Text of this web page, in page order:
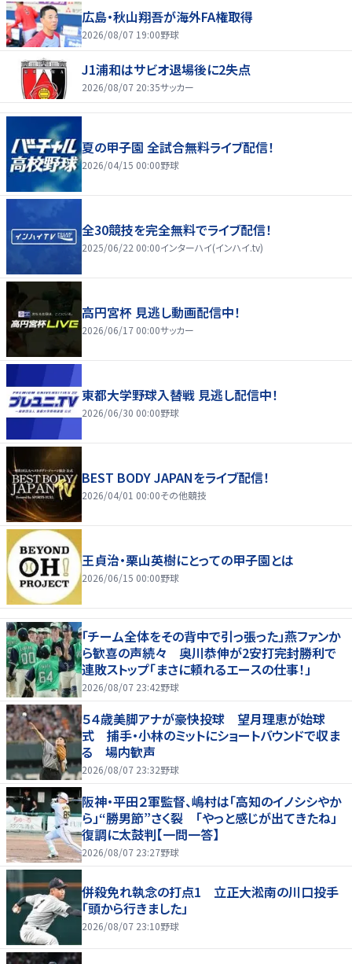
広島・秋山翔吾が海外FA権取得
2026/08/07 19:00野球
J1浦和はサビオ退場後に2失点
2026/08/07 20:35サッカー
夏の甲子園 全試合無料ライブ配信！
2026/04/15 00:00野球
全30競技を完全無料でライブ配信！
2025/06/22 00:00インターハイ(インハイ.tv)
高円宮杯 見逃し動画配信中！
2026/06/17 00:00サッカー
東都大学野球入替戦 見逃し配信中！
2026/06/30 00:00野球
BEST BODY JAPANをライブ配信！
2026/04/01 00:00その他競技
王貞治・栗山英樹にとっての甲子園とは
2026/06/15 00:00野球
「チーム全体をその背中で引っ張った」燕ファンか
ら歓喜の声続々 奥川恭伸が2安打完封勝利で
連敗ストップ「まさに頼れるエースの仕事！」
2026/08/07 23:42野球
５４歳美脚アナが豪快投球 望月理恵が始球
式 捕手・小林のミットにショートバウンドで収ま
る 場内歓声
2026/08/07 23:32野球
阪神・平田２軍監督、嶋村は「高知のイノシシやか
ら」“勝男節”さく裂 「やっと感じが出てきたね」
復調に太鼓判【一問一答】
2026/08/07 23:27野球
併殺免れ執念の打点1 立正大淞南の川口投手
「頭から行きました」
2026/08/07 23:10野球